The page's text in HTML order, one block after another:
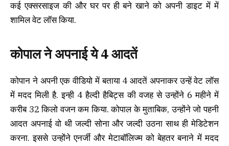
कई एक्सरसाइज की और घर पर ही बने खाने को अपनी डाइट में में
शामिल वेट लॉस किया.
कोपाल ने अपनाई ये 4 आदतें
कोपान ने अपनी एक वीडियो में बताया 4 आदतें अपनाकर उन्हें वेट लॉस
में मदद मिली है. इन्ही 4 हैल्दी हैबिट्स की वजह से उन्होंने 6 महीने में
करीब 32 किलो वजन कम किया. कोपाल के मुताबिक, उन्होंने जो पहनी
आदत अपनाई वो थी जल्दी सोना और जल्दी उठना साथ ही मेडिटेशन
करना. इससे उन्होंने एनर्जी और मेटाबॉलिज्म को बेहतर बनाने में मदद